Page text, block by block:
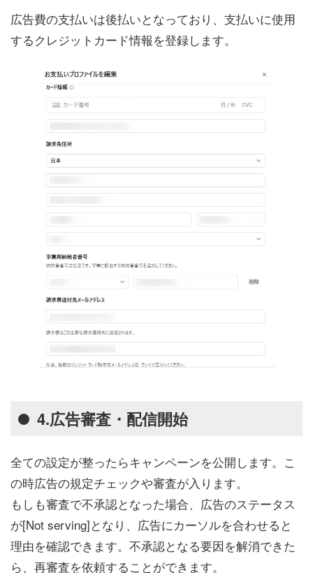
広告費の支払いは後払いとなっており、支払いに使用
するクレジットカード情報を登録します。
4.広告審査・配信開始
全ての設定が整ったらキャンペーンを公開します。こ
の時広告の規定チェックや審査が入ります。
もしも審査で不承認となった場合、広告のステータス
が[Not serving]となり、広告にカーソルを合わせると
理由を確認できます。不承認となる要因を解消できた
ら、再審査を依頼することができます。